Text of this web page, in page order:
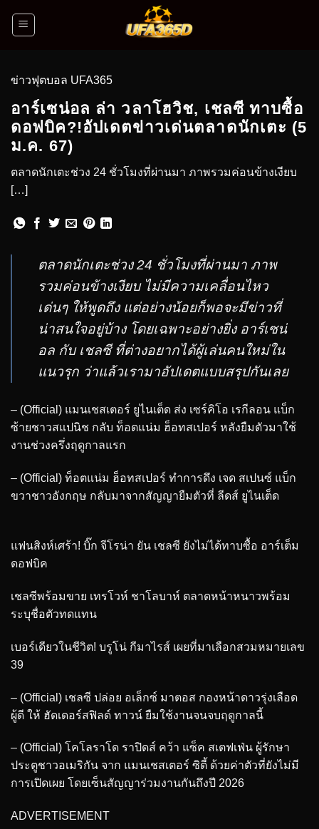
ข่าวฟุตบอล UFA365
อาร์เซน่อล ล่า วลาโฮวิช, เชลซี ทาบซื้อ
ดอฟบิค?!อัปเดตข่าวเด่นตลาดนักเตะ (5
ม.ค. 67)
ตลาดนักเตะช่วง 24 ชั่วโมงที่ผ่านมา ภาพรวมค่อนข้างเงียบ
[…]
ตลาดนักเตะช่วง 24 ชั่วโมงที่ผ่านมา ภาพ
รวมค่อนข้างเงียบ ไม่มีความเคลื่อนไหว
เด่นๆ ให้พูดถึง แต่อย่างน้อยก็พอจะมีข่าวที่
น่าสนใจอยู่บ้าง โดยเฉพาะอย่างยิ่ง อาร์เซน่
อล กับ เชลซี ที่ต่างอยากได้ผู้เล่นคนใหม่ใน
แนวรุก ว่าแล้วเรามาอัปเดตแบบสรุปกันเลย
– (Official) แมนเชสเตอร์ ยูไนเต็ด ส่ง เซร์คิโอ เรกีลอน แบ็ก
ซ้ายชาวสแปนิช กลับ ท็อตแน่ม ฮ็อทสเปอร์ หลังยืมตัวมาใช้
งานช่วงครึ่งฤดูกาลแรก
– (Official) ท็อตแน่ม ฮ็อทสเปอร์ ทำการดึง เจด สเปนซ์ แบ็ก
ขวาชาวอังกฤษ กลับมาจากสัญญายืมตัวที่ ลีดส์ ยูไนเต็ด
แฟนสิงห์เศร้า! บิ๊ก จีโรน่า ยัน เชลซี ยังไม่ได้ทาบซื้อ อาร์เต็ม
ดอฟบิค
เชลซีพร้อมขาย เทรโวห์ ชาโลบาห์ ตลาดหน้าหนาวพร้อม
ระบุชื่อตัวทดแทน
เบอร์เดียวในชีวิต! บรูโน่ กีมาไรส์ เผยที่มาเลือกสวมหมายเลข
39
– (Official) เชลซี ปล่อย อเล็กซ์ มาตอส กองหน้าดาวรุ่งเลือด
ผู้ดี ให้ ฮัดเดอร์สฟิลด์ ทาวน์ ยืมใช้งานจนจบฤดูกาลนี้
– (Official) โคโลราโด ราปิดส์ คว้า แซ็ค สเตฟเฟ่น ผู้รักษา
ประตูชาวอเมริกัน จาก แมนเชสเตอร์ ซิตี้ ด้วยค่าตัวที่ยังไม่มี
การเปิดเผย โดยเซ็นสัญญาร่วมงานกันถึงปี 2026
ADVERTISEMENT